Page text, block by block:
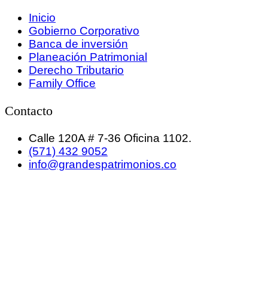
Inicio
Gobierno Corporativo
Banca de inversión
Planeación Patrimonial
Derecho Tributario
Family Office
Contacto
Calle 120A # 7-36 Oficina 1102.
(571) 432 9052
info@grandespatrimonios.co